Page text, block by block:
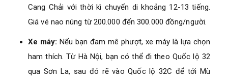
Cang Chải với thời kì chuyển di khoảng 12-13 tiếng.
Giá vé nao núng từ 200.000 đến 300.000 đồng/người.
Xe máy: Nếu bạn đam mê phượt, xe máy là lựa chọn
ham thích. Từ Hà Nội, bạn có thể đi theo Quốc lộ 32
qua Sơn La, sau đó rẽ vào Quốc lộ 32C để tới Mù